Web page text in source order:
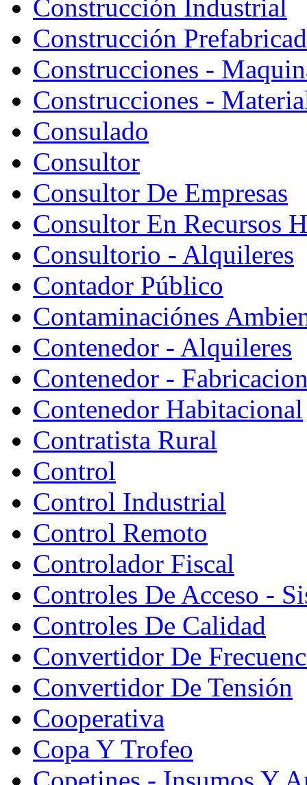
Construcción Industrial
Construcción
Construcciones -
Construcciones -
Consulado
Consultor
Consultor De Empresas
Consultor En Recursos
Consultorio - Alquileres
Contador Público
Contaminaciónes
Contenedor - Alquileres
Contenedor -
Contenedor Habitacional
Contratista Rural
Control
Control Industrial
Control Remoto
Controlador Fiscal
Controles De Acceso -
Controles De Calidad
Convertidor De
Convertidor De Tensión
Cooperativa
Copa Y Trofeo